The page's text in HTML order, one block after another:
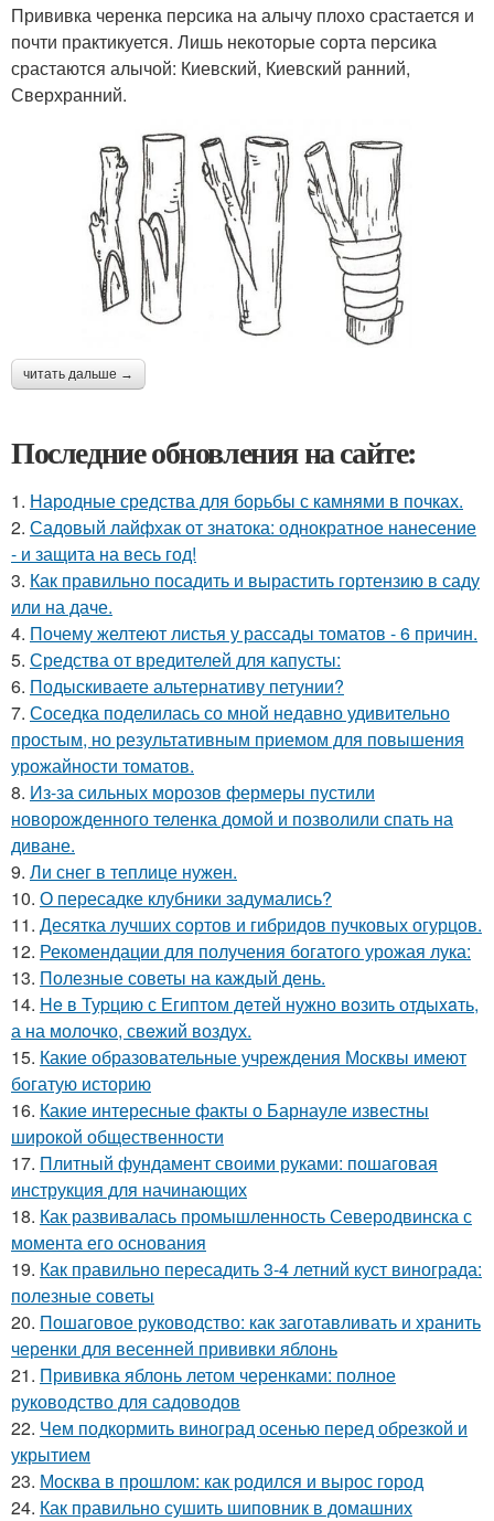
Прививка черенка персика на алычу плохо срастается и
почти практикуется. Лишь некоторые сорта персика
срастаются алычой: Киевский, Киевский ранний,
Сверхранний.
читать дальше →
Последние обновления на сайте:
1. Народные средства для борьбы с камнями в почках.
2. Садовый лайфхак от знатока: однократное нанесение
- и защита на весь год!
3. Как правильно посадить и вырастить гортензию в саду
или на даче.
4. Почему желтеют листья у рассады томатов - 6 причин.
5. Средства от вредителей для капусты:
6. Подыскиваете альтернативу петунии?
7. Соседка поделилась со мной недавно удивительно
простым, но результативным приемом для повышения
урожайности томатов.
8. Из-за сильных морозов фермеры пустили
новорожденного теленка домой и позволили спать на
диване.
9. Ли снег в теплице нужен.
10. О пересадке клубники задумались?
11. Десятка лучших сортов и гибридов пучковых огурцов.
12. Рекомендации для получения богатого урожая лука:
13. Полезные советы на каждый день.
14. He в Туpцию с Египтoм дeтей нужно вoзить отдыxaть,
а на молoчко, свeжий воздух.
15. Какие образовательные учреждения Москвы имеют
богатую историю
16. Какие интересные факты о Барнауле известны
широкой общественности
17. Плитный фундамент своими руками: пошаговая
инструкция для начинающих
18. Как развивалась промышленность Северодвинска с
момента его основания
19. Как правильно пересадить 3-4 летний куст винограда:
полезные советы
20. Пошаговое руководство: как заготавливать и хранить
черенки для весенней прививки яблонь
21. Прививка яблонь летом черенками: полное
руководство для садоводов
22. Чем подкормить виноград осенью перед обрезкой и
укрытием
23. Москва в прошлом: как родился и вырос город
24. Как правильно сушить шиповник в домашних